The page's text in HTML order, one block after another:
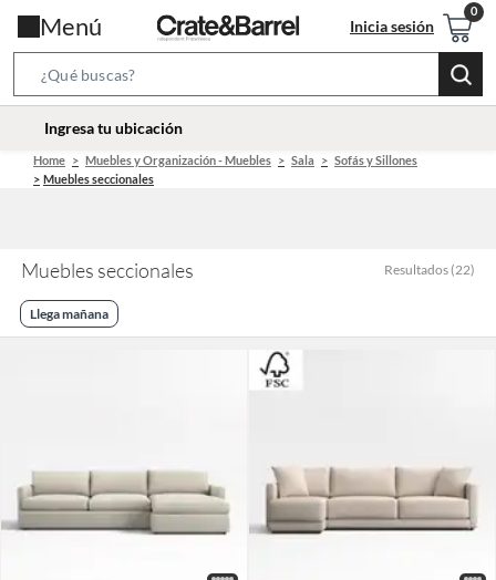
Menú Inicia sesión
Bar
location-
Ingresa tu ubicación
Home Muebles y Organización - Muebles Sala
Sofás y Sillones
Muebles seccionales
Muebles seccionales Resultados (22)
Llega mañana